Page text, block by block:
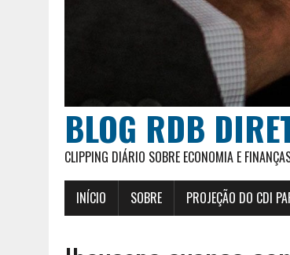
BLOG RDB
CLIPPING DIÁRIO SOBRE ECONOMIA E
INÍCIO SOBRE PROJEÇÃO DO CDI